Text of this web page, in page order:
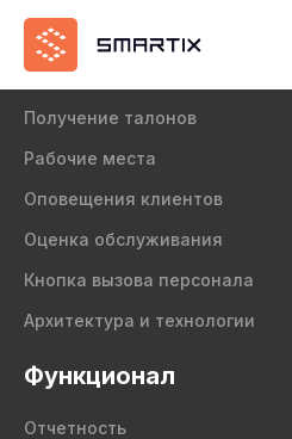
Продукт
Получение талонов
Рабочие места
Оповещения клиентов
Оценка обслуживания
Кнопка вызова персонала
Архитектура и технологии
Функционал
Отчетность